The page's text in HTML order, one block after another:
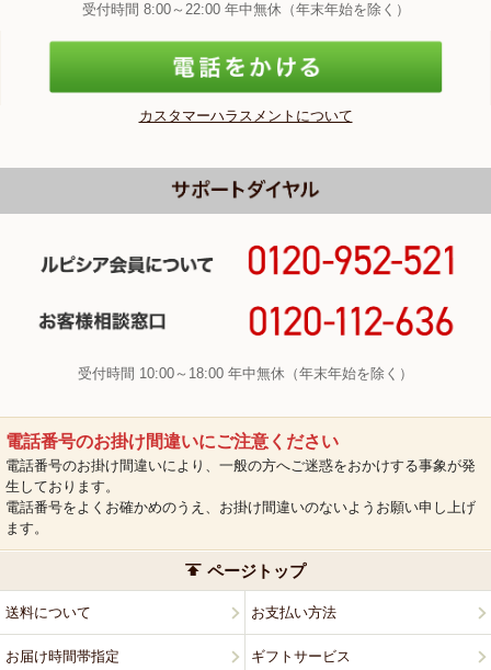
受付時間 8:00～22:00 年中無休（年末年始を除く）
カスタマーハラスメントについて
受付時間 10:00～18:00 年中無休（年末年始を除く）
電話番号のお掛け間違いにご注意ください
電話番号のお掛け間違いにより、一般の方へご迷惑をおかけする事象が発
生しております。
電話番号をよくお確かめのうえ、お掛け間違いのないようお願い申し上げ
ます。
ページトップ
送料について お支払い方法
お届け時間帯指定 ギフトサービス